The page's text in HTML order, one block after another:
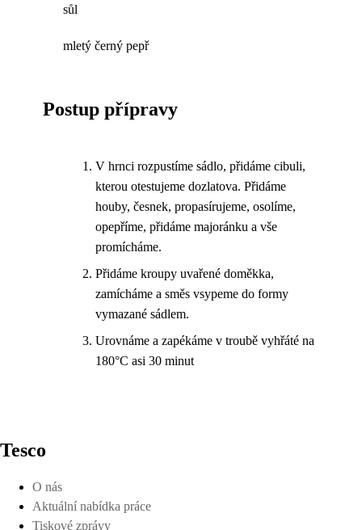
sůl
mletý černý pepř
Postup přípravy
V hrnci rozpustíme sádlo, přidáme cibuli,
kterou otestujeme dozlatova. Přidáme
houby, česnek, propasírujeme, osolíme,
opepříme, přidáme majoránku a vše
promícháme.
Přidáme kroupy uvařené doměkka,
zamícháme a směs vsypeme do formy
vymazané sádlem.
Urovnáme a zapékáme v troubě vyhřáté na
180°C asi 30 minut
Tesco
O nás
Aktuální nabídka práce
Tiskové zprávy